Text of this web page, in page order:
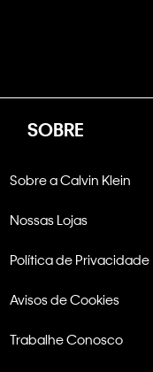
SOBRE
Sobre a Calvin Klein
Nossas Lojas
Política de Privacidade
Avisos de Cookies
Trabalhe Conosco